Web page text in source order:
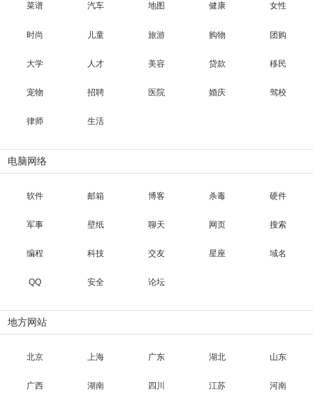
菜谱 汽车 地图 健康 女性
时尚 儿童 旅游 购物 团购
大学 人才 美容 贷款 移民
宠物 招聘 医院 婚庆 驾校
律师 生活
电脑网络
软件 邮箱 博客 杀毒 硬件
军事 壁纸 聊天 网页 搜索
编程 科技 交友 星座 域名
QQ 安全 论坛
地方网站
北京 上海 广东 湖北 山东
广西 湖南 四川 江苏 河南